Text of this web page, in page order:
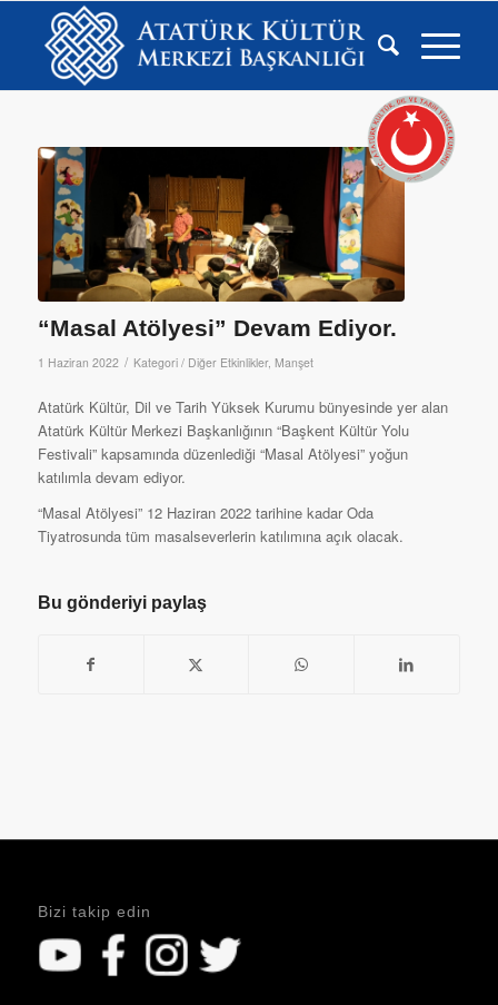
“Masal Atölyesi” Devam Ediyor.
1 Haziran 2022 / Kategori / Diğer Etkinlikler, Manşet
Atatürk Kültür, Dil ve Tarih Yüksek Kurumu bünyesinde yer alan
Atatürk Kültür Merkezi Başkanlığının “Başkent Kültür Yolu
Festivali” kapsamında düzenlediği “Masal Atölyesi” yoğun
katılımla devam ediyor.
“Masal Atölyesi” 12 Haziran 2022 tarihine kadar Oda
Tiyatrosunda tüm masalseverlerin katılımına açık olacak.
Bu gönderiyi paylaş
Bizi takip edin